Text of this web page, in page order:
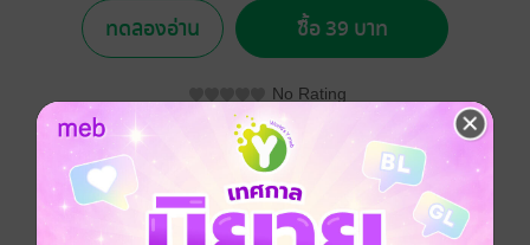
ทดลองอ่าน ซื้อ 39 บาท
No Rating
อยากได้ ซื้อเป็นของขวัญ ติดตาม แชร์